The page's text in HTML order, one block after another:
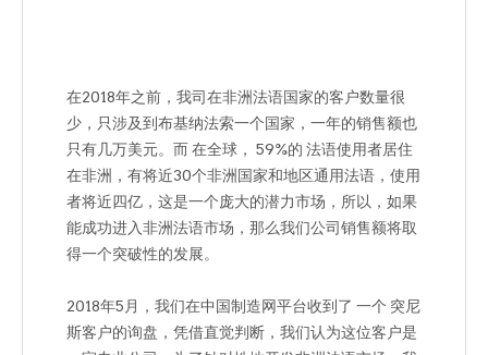
在2018年之前，我司在非洲法语国家的客户数量很
少，只涉及到布基纳法索一个国家，一年的销售额也
只有几万美元。而 在全球， 59%的 法语使用者居住
在非洲，有将近30个非洲国家和地区通用法语，使用
者将近四亿，这是一个庞大的潜力市场，所以，如果
能成功进入非洲法语市场，那么我们公司销售额将取
得一个突破性的发展。
2018年5月，我们在中国制造网平台收到了 一个 突尼
斯客户的询盘，凭借直觉判断，我们认为这位客户是